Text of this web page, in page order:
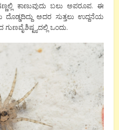
ಕಾಣುವುದು ಬಲು ಅಪರೂಪ. ಈ
ದೊಡ್ಡದಿದ್ದು ಅದರ ಸುತ್ತಲು ಉದ್ದನೆಯ
ಒಂದು.